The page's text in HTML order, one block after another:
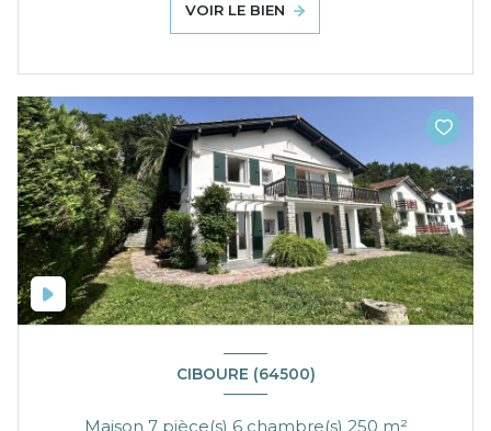
VOIR LE BIEN
CIBOURE (64500)
Maison 7 pièce(s) 6 chambre(s) 250 m²